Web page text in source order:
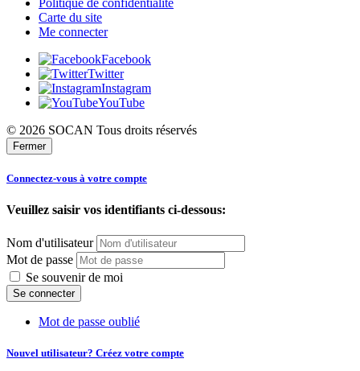
Politique de confidentialité
Carte du site
Me connecter
Facebook
Twitter
Instagram
YouTube
© 2026 SOCAN Tous droits réservés
Fermer
Connectez-vous à votre compte
Veuillez saisir vos identifiants ci-dessous:
Nom d'utilisateur
Mot de passe
Se souvenir de moi
Mot de passe oublié
Nouvel utilisateur? Créez votre compte